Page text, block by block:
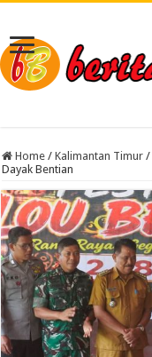
Home / Kalimantan Timur /
Dayak Bentian